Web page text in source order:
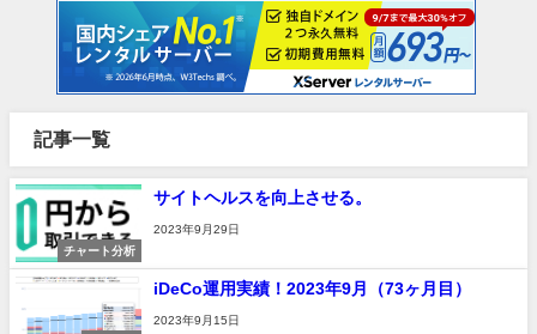
記事一覧
チャート分析
サイトヘルスを向上させる。
2023年9月29日
iDeCo運用実績！2023年9月（73ヶ月目）
2023年9月15日